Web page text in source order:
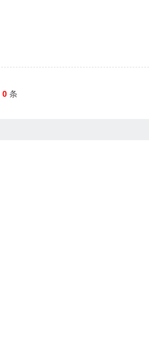
0 条